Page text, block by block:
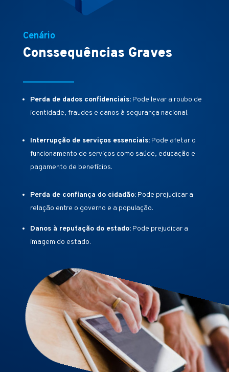
Cenário
Conssequências Graves
Perda de dados confidenciais:Pode levar a roubo de
identidade, fraudes e danos à segurança nacional.
Interrupção de serviços essenciais:Pode afetar o
funcionamento de serviços como saúde, educação e
pagamento de benefícios.
Perda de confiança do cidadão:Pode prejudicar a
relação entre o governo e a população.
Danos à reputação do estado:Pode prejudicar a
imagem do estado.